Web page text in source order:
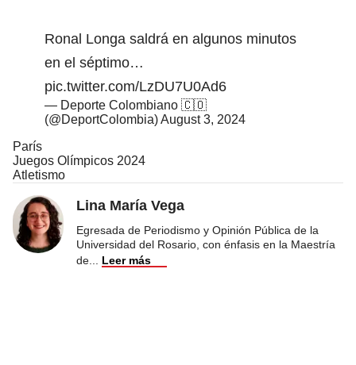
Ronal Longa saldrá en algunos minutos
en el séptimo…
pic.twitter.com/LzDU7U0Ad6
— Deporte Colombiano 🇨🇴
(@DeportColombia)August 3, 2024
París
Juegos Olímpicos 2024
Atletismo
Lina María Vega
Egresada de Periodismo y Opinión Pública de la
Universidad del Rosario, con énfasis en la Maestría
de
Leer más